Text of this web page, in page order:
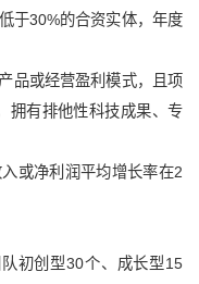
30%的合资实体，年度
或经营盈利模式，且项
拥有排他性科技成果、专
或净利润平均增长率在2
初创型30个、成长型15